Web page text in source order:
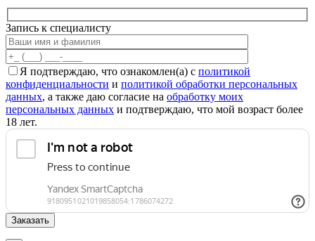
Запись к специалисту
Я подтверждаю, что ознакомлен(а) с политикой
конфиденциальности и политикой обработки персональных
данных, а также даю согласие на обработку моих
персональных данных и подтверждаю, что мой возраст более
18 лет.